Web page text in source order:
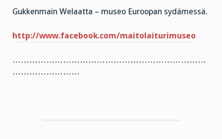
Gukkenmain Welaatta – museo Euroopan sydämessä.
http://www.facebook.com/maitolaiturimuseo
……………………………………………………………
……………………